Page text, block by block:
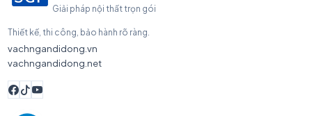
Giải pháp nội thất trọn gói
Thiết kế, thi công, bảo hành rõ ràng.
vachngandidong.vn
vachngandidong.net